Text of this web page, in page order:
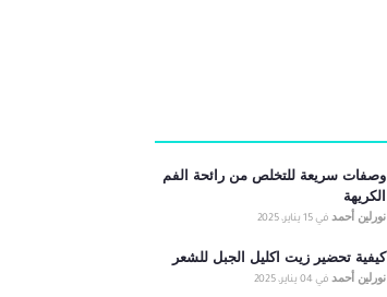
وصفات سريعة للتخلص من رائحة الفم
الكريهة
نورلين أحمد في 15 يناير، 2025
كيفية تحضير زيت اكليل الجبل للشعر
نورلين أحمد في 04 يناير، 2025